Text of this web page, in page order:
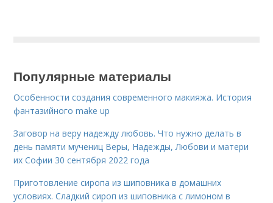
Популярные материалы
Особенности создания современного макияжа. История
фантазийного make up
Заговор на веру надежду любовь. Что нужно делать в
день памяти мучениц Веры, Надежды, Любови и матери
их Софии 30 сентября 2022 года
Приготовление сиропа из шиповника в домашних
условиях. Сладкий сироп из шиповника с лимоном в